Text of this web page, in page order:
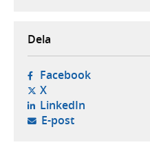
Dela
Facebook- öppnas i
X- öppnas i ny flik,
LinkedIn- öppnas i
E-post- öppnar din